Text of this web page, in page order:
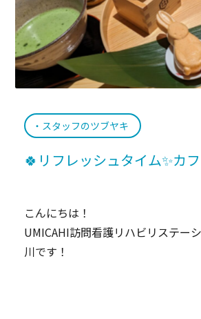
スタッフのツブヤキ
🍀リフレッシュタイム✨カ
こんにちは！
UMICAHI訪問看護リハビリステー
川です！